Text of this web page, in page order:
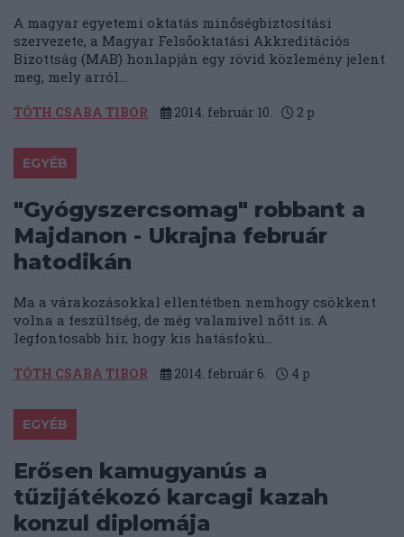
A magyar egyetemi oktatás minőségbiztosítási
szervezete, a Magyar Felsőoktatási Akkreditációs
Bizottság (MAB) honlapján egy rövid közlemény jelent
meg, mely arról...
TÓTH CSABA TIBOR 2014. február 10. 2 p
EGYÉB
"Gyógyszercsomag" robbant a
Majdanon - Ukrajna február
hatodikán
Ma a várakozásokkal ellentétben nemhogy csökkent
volna a feszültség, de még valamivel nőtt is. A
legfontosabb hír, hogy kis hatásfokú...
TÓTH CSABA TIBOR 2014. február 6. 4 p
EGYÉB
Erősen kamugyanús a
tűzijátékozó karcagi kazah
konzul diplomája